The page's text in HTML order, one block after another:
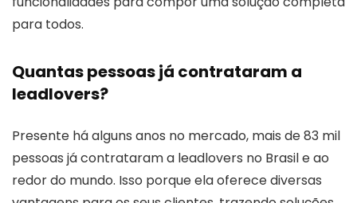
para todos.
Quantas pessoas já contrataram a
leadlovers?
Presente há alguns anos no mercado, mais de 83 mil
pessoas já contrataram a leadlovers no Brasil e ao
redor do mundo. Isso porque ela oferece diversas